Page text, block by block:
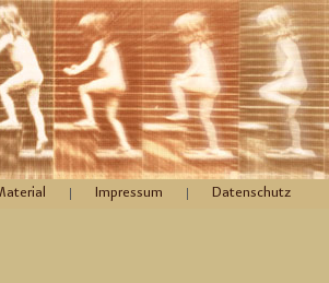
Impressum Datenschutz